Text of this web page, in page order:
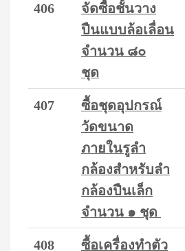
406
จัดซื้อชั้นวาง
ปืนแบบล้อเลื่อน
จำนวน ๘๐
ชุด
407
ซื้อชุดอุปกรณ์
วัดขนาด
ภายในรูลำ
กล้องสำหรับลำ
กล้องปืนเล็ก
จำนวน ๑ ชุด
408
ซื้อเครื่องทำตัว